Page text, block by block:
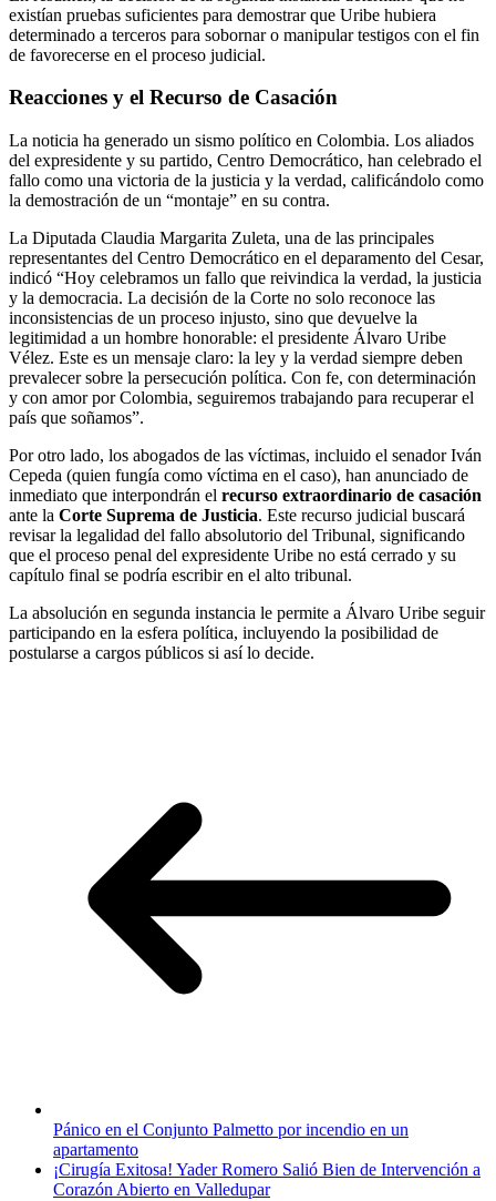
existían pruebas suficientes para demostrar que Uribe hubiera
determinado a terceros para sobornar o manipular testigos con el fin
de favorecerse en el proceso judicial.
Reacciones y el Recurso de Casación
La noticia ha generado un sismo político en Colombia. Los aliados
del expresidente y su partido, Centro Democrático, han celebrado el
fallo como una victoria de la justicia y la verdad, calificándolo como
la demostración de un “montaje” en su contra.
La Diputada Claudia Margarita Zuleta, una de las principales
representantes del Centro Democrático en el deparamento del Cesar,
indicó “Hoy celebramos un fallo que reivindica la verdad, la justicia
y la democracia. La decisión de la Corte no solo reconoce las
inconsistencias de un proceso injusto, sino que devuelve la
legitimidad a un hombre honorable: el presidente Álvaro Uribe
Vélez. Este es un mensaje claro: la ley y la verdad siempre deben
prevalecer sobre la persecución política. Con fe, con determinación
y con amor por Colombia, seguiremos trabajando para recuperar el
país que soñamos”.
Por otro lado, los abogados de las víctimas, incluido el senador Iván
Cepeda (quien fungía como víctima en el caso), han anunciado de
inmediato que interpondrán el recurso extraordinario de casación
ante la Corte Suprema de Justicia. Este recurso judicial buscará
revisar la legalidad del fallo absolutorio del Tribunal, significando
que el proceso penal del expresidente Uribe no está cerrado y su
capítulo final se podría escribir en el alto tribunal.
La absolución en segunda instancia le permite a Álvaro Uribe seguir
participando en la esfera política, incluyendo la posibilidad de
postularse a cargos públicos si así lo decide.
Pánico en el Conjunto Palmetto por incendio en un
apartamento
¡Cirugía Exitosa! Yader Romero Salió Bien de Intervención a
Corazón Abierto en Valledupar